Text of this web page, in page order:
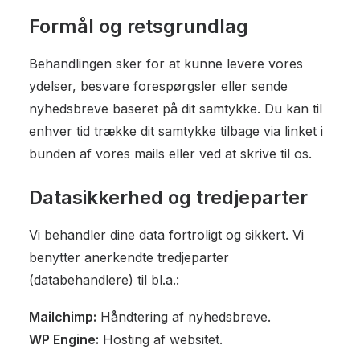
Formål og retsgrundlag
Behandlingen sker for at kunne levere vores
ydelser, besvare forespørgsler eller sende
nyhedsbreve baseret på dit samtykke. Du kan til
enhver tid trække dit samtykke tilbage via linket i
bunden af vores mails eller ved at skrive til os.
Datasikkerhed og tredjeparter
Vi behandler dine data fortroligt og sikkert. Vi
benytter anerkendte tredjeparter
(databehandlere) til bl.a.:
Mailchimp: Håndtering af nyhedsbreve.
WP Engine: Hosting af websitet.